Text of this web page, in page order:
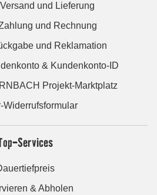
und Lieferung
und Rechnung
und Reklamation
& Kundenkonto-ID
Projekt-Marktplatz
Widerrufsformular
Services
& Abholen